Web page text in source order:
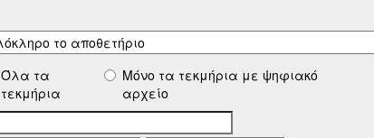
Όλα τα
τεκμήρια
Μόνο τα τεκμήρια με ψηφιακό
αρχείο